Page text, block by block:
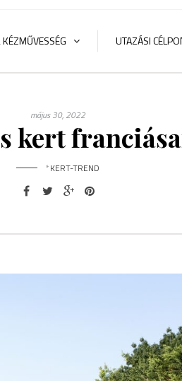
UTAZÁSI
május 30, 2022
kert
*KERT-TREND